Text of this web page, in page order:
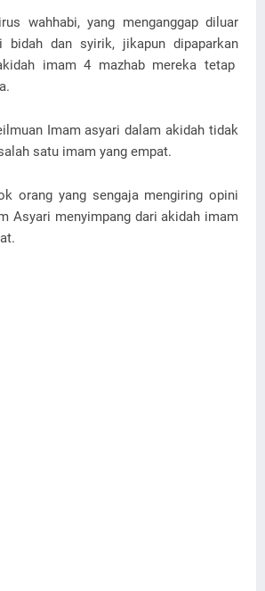
wahhabi, yang menganggap diluar
bidah dan syirik, jikapun dipaparkan
imam 4 mazhab mereka tetap
Imam asyari dalam akidah tidak
satu imam yang empat.
orang yang sengaja mengiring opini
Asyari menyimpang dari akidah imam